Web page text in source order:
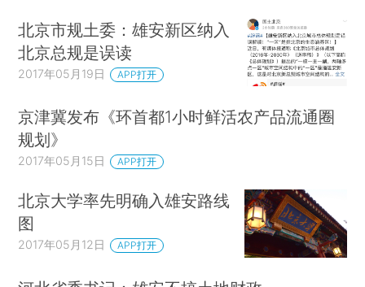
北京市规土委：雄安新区纳入
北京总规是误读
2017年05月19日 APP打开
京津冀发布《环首都1小时鲜活农产品流通圈
规划》
2017年05月15日 APP打开
北京大学率先明确入雄安路线
图
2017年05月12日 APP打开